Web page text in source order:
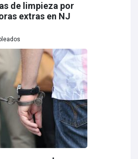
de limpieza por
extras en NJ